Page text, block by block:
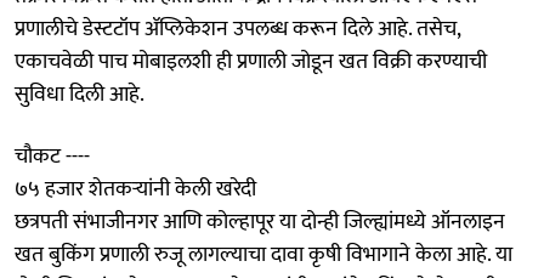
प्रणालीचे डेस्टटॉप ॲप्लिकेशन उपलब्ध करून दिले आहे. तसेच,
एकाचवेळी पाच मोबाइलशी ही प्रणाली जोडून खत विक्री करण्याची
सुविधा दिली आहे.
चौकट ----
७५ हजार शेतकऱ्यांनी केली खरेदी
छत्रपती संभाजीनगर आणि कोल्हापूर या दोन्ही जिल्ह्यांमध्ये ऑनलाइन
खत बुकिंग प्रणाली रुजू लागल्याचा दावा कृषी विभागाने केला आहे. या